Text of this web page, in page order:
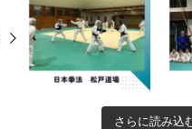
さらに読み込